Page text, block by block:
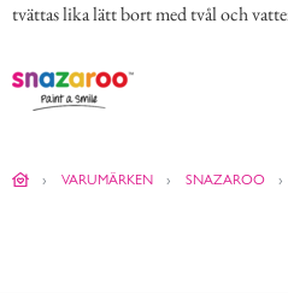
tvättas lika lätt bort med tvål och
VARUMÄRKEN SNAZAROO